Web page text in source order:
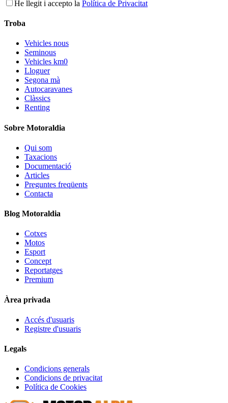
He llegit i accepto la Política de Privacitat
Troba
Vehicles nous
Seminous
Vehicles km0
Lloguer
Segona mà
Autocaravanes
Clàssics
Renting
Sobre Motoraldia
Qui som
Taxacions
Documentació
Articles
Preguntes freqüents
Contacta
Blog Motoraldia
Cotxes
Motos
Esport
Concept
Reportatges
Premium
Àrea privada
Accés d'usuaris
Registre d'usuaris
Legals
Condicions generals
Condicions de privacitat
Política de Cookies